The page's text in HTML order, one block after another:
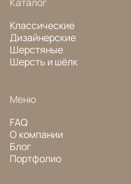
Классические
Дизайнерские
Шерстяные
Шерсть и шёлк
Меню
FAQ
О компании
Блог
Портфолио